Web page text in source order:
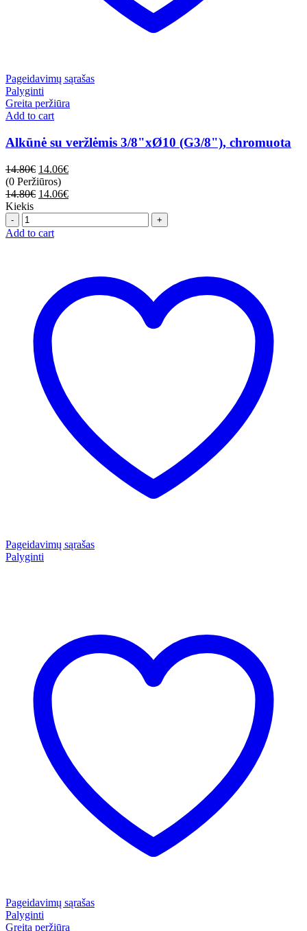
Pageidavimų sąrašas
Palyginti
Greita peržiūra
Add to cart
Alkūnė su veržlėmis 3/8"xØ10 (G3/8"), chromuota
14.80€ 14.06€
(0 Peržiūros)
14.80€ 14.06€
Kiekis
Quantity
Add to cart
Pageidavimų sąrašas
Palyginti
Pageidavimų sąrašas
Palyginti
Greita peržiūra